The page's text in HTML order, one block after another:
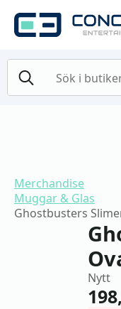
for:
Merchandise
Muggar & Glas
Ghostbusters
Nytt